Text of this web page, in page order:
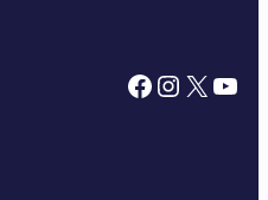
Facebook InstagramX YouTube